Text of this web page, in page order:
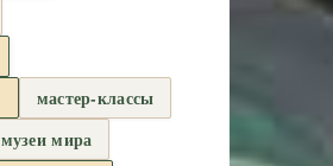
мастер-классы
музеи мира